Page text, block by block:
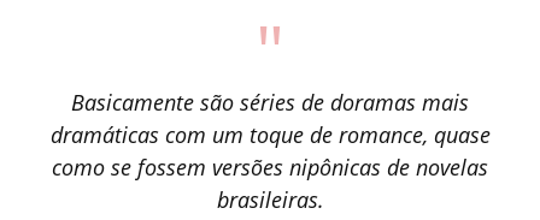
"
Basicamente são séries de doramas mais
dramáticas com um toque de romance, quase
como se fossem versões nipônicas de novelas
brasileiras.